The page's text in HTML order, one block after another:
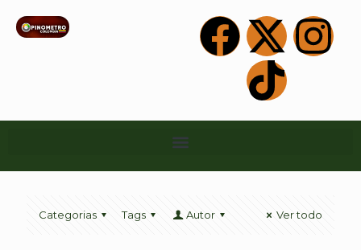
Categorias Tags Autor Ver todo